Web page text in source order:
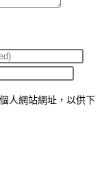
人網站網址，以供下